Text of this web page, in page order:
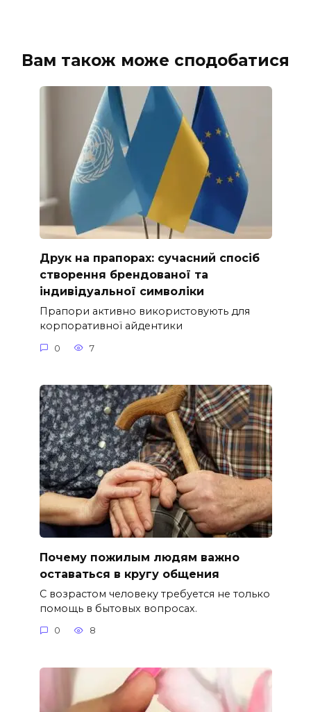
Вам також може сподобатися
Друк на прапорах: сучасний спосіб
створення брендованої та
індивідуальної символіки
Прапори активно використовують для
корпоративної айдентики
0 7
Почему пожилым людям важно
оставаться в кругу общения
С возрастом человеку требуется не только
помощь в бытовых вопросах.
0 8